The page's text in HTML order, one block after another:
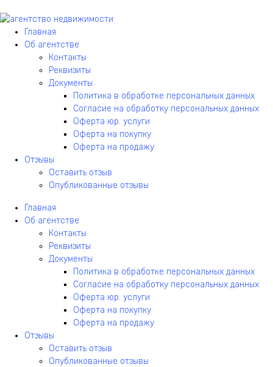
Главная
Об агентстве
Контакты
Реквизиты
Документы
Политика в обработке персональных данных
Согласие на обработку персональных данных
Оферта юр. услуги
Оферта на покупку
Оферта на продажу
Отзывы
Оставить отзыв
Опубликованные отзывы
Главная
Об агентстве
Контакты
Реквизиты
Документы
Политика в обработке персональных данных
Согласие на обработку персональных данных
Оферта юр. услуги
Оферта на покупку
Оферта на продажу
Отзывы
Оставить отзыв
Опубликованные отзывы